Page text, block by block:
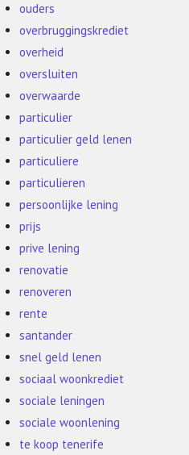
ouders
overbruggingskrediet
overheid
oversluiten
overwaarde
particulier
particulier geld lenen
particuliere
particulieren
persoonlijke lening
prijs
prive lening
renovatie
renoveren
rente
santander
snel geld lenen
sociaal woonkrediet
sociale leningen
sociale woonlening
te koop tenerife